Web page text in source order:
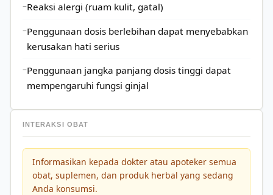
Reaksi alergi (ruam kulit, gatal)
Penggunaan dosis berlebihan dapat menyebabkan
kerusakan hati serius
Penggunaan jangka panjang dosis tinggi dapat
mempengaruhi fungsi ginjal
INTERAKSI OBAT
Informasikan kepada dokter atau apoteker semua
obat, suplemen, dan produk herbal yang sedang
Anda konsumsi.